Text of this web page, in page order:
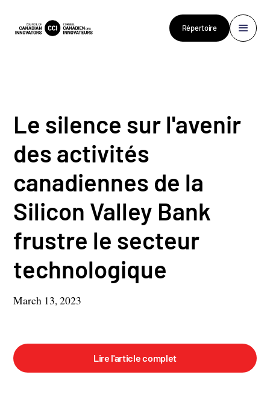
Répertoire
Le silence sur l'avenir
des activités
canadiennes de la
Silicon Valley Bank
frustre le secteur
technologique
March 13, 2023
Lire l'article complet